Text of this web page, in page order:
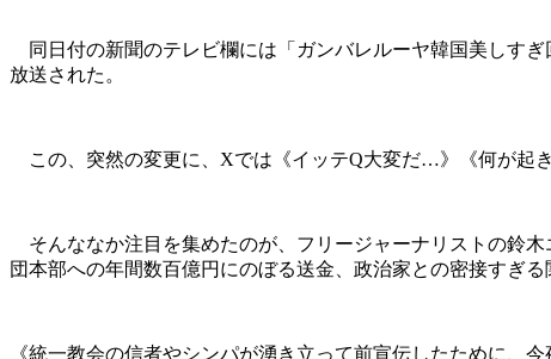
同日付の新聞のテレビ欄には「ガンバレルーヤ韓国美しす
放送された。
この、突然の変更に、Xでは《イッテQ大変だ…》《何が起
そんななか注目を集めたのが、フリージャーナリストの鈴
団本部への年間数百億円にのぼる送金、政治家との密接すぎ
《統一教会の信者やシンパが湧き立って前宣伝したために、